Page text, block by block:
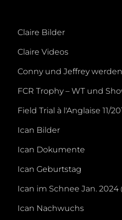
Claire Bilder
Claire Videos
Conny und Jeffrey
FCR Trophy – WT und
Field Trial à l'Anglaise 11/
Ican Bilder
Ican Dokumente
Ican Geburtstag
Ican im Schnee Jan. 2024
Ican Nachwuchs